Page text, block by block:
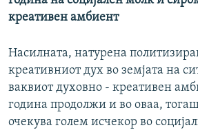
креативен амбиент
Насилната, натурена
креативниот дух во земјата на
ваквиот духовно - креативен
година продолжи и во оваа,
очекува голем исчекор во